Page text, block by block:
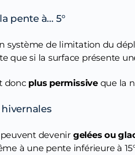
pente à… 5°
système de limitation du
que si la surface présente
donc plus permissiveque la
devenir gelées ou
à une pente inférieure à